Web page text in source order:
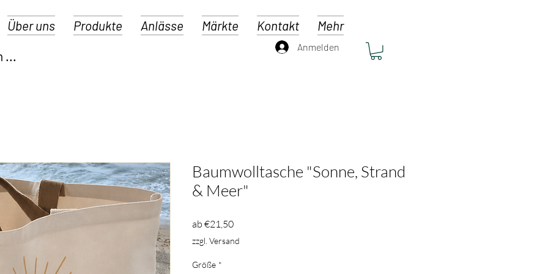
Über uns Produkte Anlässe Märkte Kontakt Mehr
Anmelden
Baumwolltasche "Sonne, Strand
& Meer"
ab €21,50Sale-
Preis
zzgl. Versand
Größe *